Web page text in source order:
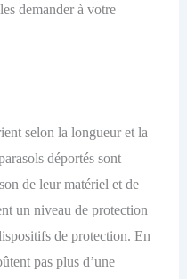
demander à votre
selon la longueur et la
déportés sont
de leur matériel et de
un niveau de protection
de protection. En
pas plus d’une